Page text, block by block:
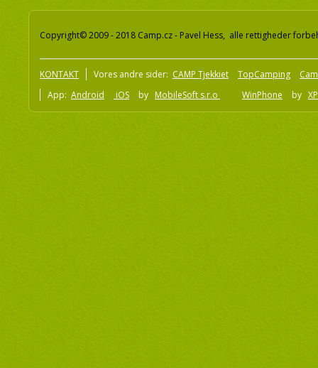
Copyright© 2009 - 2018 Camp.cz - Pavel Hess, alle rettigheder
KONTAKT Vores andre sider: CAMP Tjekkiet TopCamping
App: Android iOS by MobileSoft s.r.o WinPhone by